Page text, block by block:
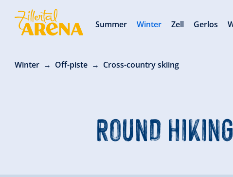
Winter Off-piste Cross-country skiing
ROUND
Summer Winter Zell Gerlos